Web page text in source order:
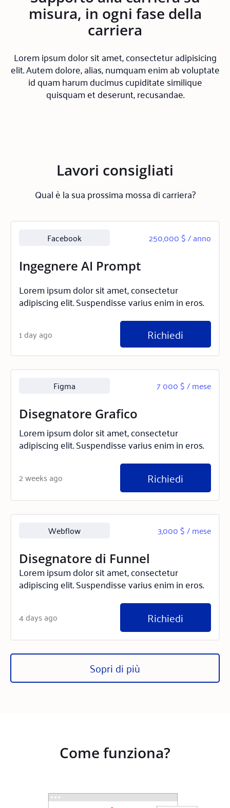
misura, in ogni fase della
carriera
Lorem ipsum dolor sit amet, consectetur adipisicing
elit. Autem dolore, alias, numquam enim ab voluptate
id quam harum ducimus cupiditate similique
quisquam et deserunt, recusandae.
Lavori consigliati
Qual è la sua prossima mossa di carriera?
Facebook 250,000 $ / anno
Ingegnere AI Prompt
Lorem ipsum dolor sit amet, consectetur
adipiscing elit. Suspendisse varius enim in eros.
1 day ago Richiedi
Figma 7 000 $ / mese
Disegnatore Grafico
Lorem ipsum dolor sit amet, consectetur
adipiscing elit. Suspendisse varius enim in eros.
2 weeks ago Richiedi
Webflow 3,000 $ / mese
Disegnatore di Funnel
Lorem ipsum dolor sit amet, consectetur
adipiscing elit. Suspendisse varius enim in eros.
4 days ago Richiedi
Sopri di più
Come funziona?